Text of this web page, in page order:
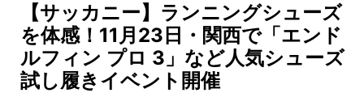
【サッカニー】ランニングシューズ
を体感！11月23日・関西で「エンド
ルフィン プロ 3」など人気シューズ
試し履きイベント開催